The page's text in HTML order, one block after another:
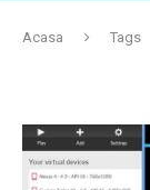
Acasa Tags